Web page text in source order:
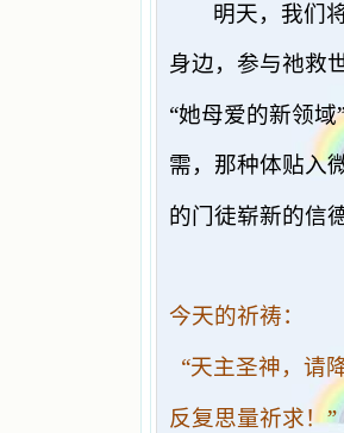
明天，我们
身边，参与祂救
“她母爱的新领域
需，那种体贴入
的门徒崭新的信
今天的祈祷：
“天主圣神，请
反复思量祈求！”